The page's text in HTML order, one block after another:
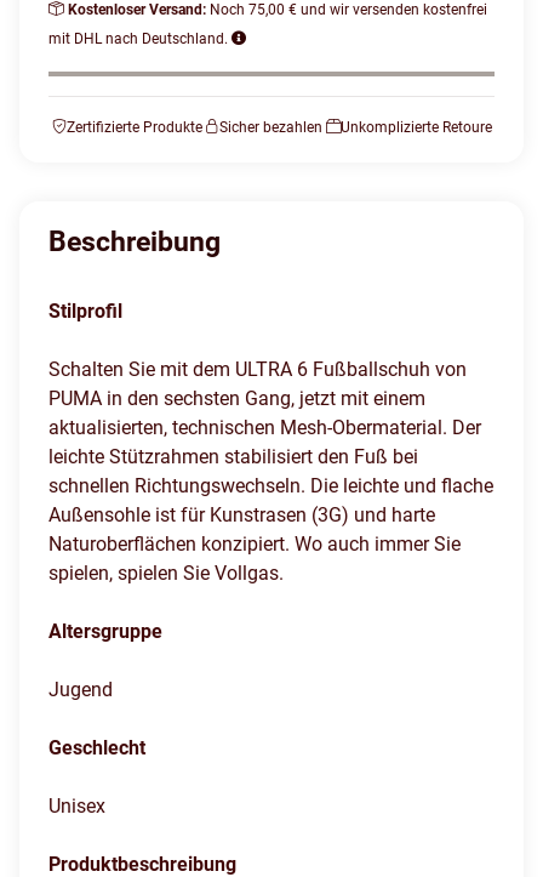
Kostenloser Versand: Noch 75,00 € und wir versenden kostenfrei
mit DHL nach Deutschland.
Zertifizierte Produkte Sicher bezahlen Unkomplizierte Retoure
Beschreibung
Stilprofil
Schalten Sie mit dem ULTRA 6 Fußballschuh von
PUMA in den sechsten Gang, jetzt mit einem
aktualisierten, technischen Mesh-Obermaterial. Der
leichte Stützrahmen stabilisiert den Fuß bei
schnellen Richtungswechseln. Die leichte und flache
Außensohle ist für Kunstrasen (3G) und harte
Naturoberflächen konzipiert. Wo auch immer Sie
spielen, spielen Sie Vollgas.
Altersgruppe
Jugend
Geschlecht
Unisex
Produktbeschreibung